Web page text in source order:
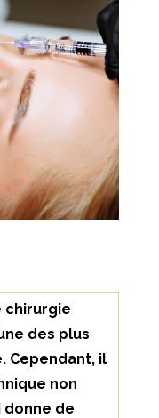
chirurgie
des plus
Cependant, il
non
donne de